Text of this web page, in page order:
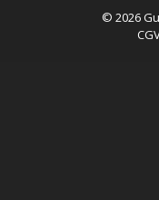
© 2026